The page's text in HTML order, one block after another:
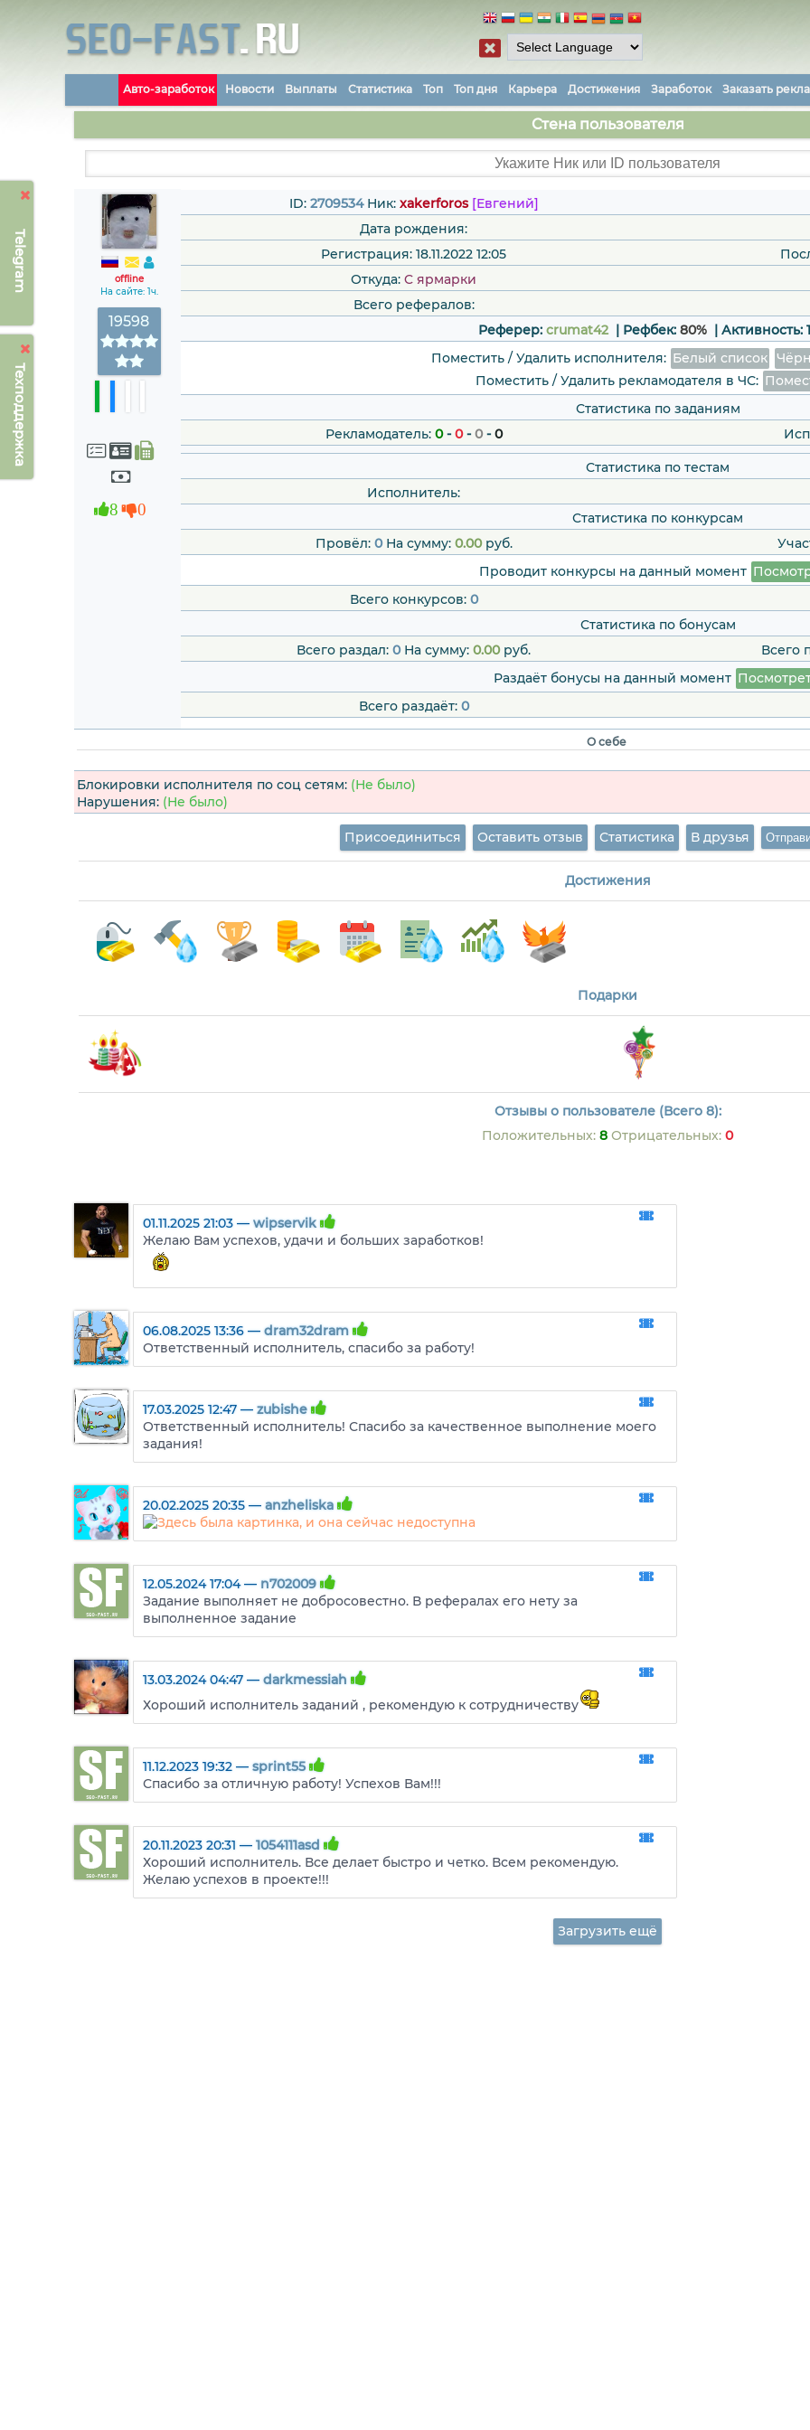
Telegram
Техподдержка
Авто-заработок Новости Выплаты Статистика Топ Топ дня Карьера Достижения Заработок Заказать
Стена пользователя
offline
На сайте: 1ч.
19598
8 0
ID: 2709534Ник: xakerforos [Евгений]
Дата рождения:
Регистрация: 18.11.2022 12:05
Откуда: C ярмарки
Всего рефералов:
Реферер: crumat42| Рефбек: 80%| Активность:
Поместить / Удалить исполнителя: Белый список
Поместить / Удалить рекламодателя в ЧС:
Статистика по заданиям
Рекламодатель: 0-0-0-0
Статистика по тестам
Исполнитель:
Статистика по конкурсам
Провёл: 0На сумму: 0.00руб.
Проводит конкурсы на данный момент
Всего конкурсов: 0
Статистика по бонусам
Всего раздал: 0На сумму: 0.00руб.
Всего
Раздаёт бонусы на данный момент
Всего раздаёт: 0
О себе
Блокировки исполнителя по соц сетям: (Не было)
Нарушения: (Не было)
Присоединиться Оставить отзыв Статистика В друзья
Достижения
Подарки
Отзывы о пользователе (Всего 8):
Положительных: 8 Отрицательных: 0
01.11.2025 21:03 — wipservik
Желаю Вам успехов, удачи и больших заработков!
06.08.2025 13:36 — dram32dram
Ответственный исполнитель, спасибо за работу!
17.03.2025 12:47 — zubishe
Ответственный исполнитель! Спасибо за качественное выполнение моего
задания!
20.02.2025 20:35 — anzheliska
12.05.2024 17:04 — n702009
Задание выполняет не добросовестно. В рефералах его нету за
выполненное задание
13.03.2024 04:47 — darkmessiah
Хороший исполнитель заданий , рекомендую к сотрудничеству
11.12.2023 19:32 — sprint55
Спасибо за отличную работу! Успехов Вам!!!
20.11.2023 20:31 — 1054111asd
Хороший исполнитель. Все делает быстро и четко. Всем рекомендую.
Желаю успехов в проекте!!!
Загрузить ещё